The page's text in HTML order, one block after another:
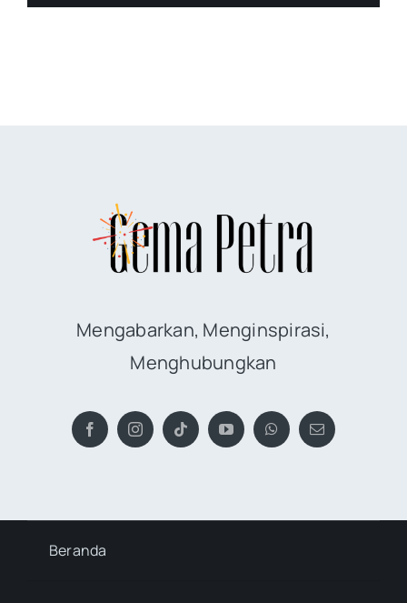
Mengabarkan, Menginspirasi,
Menghubungkan
Beranda